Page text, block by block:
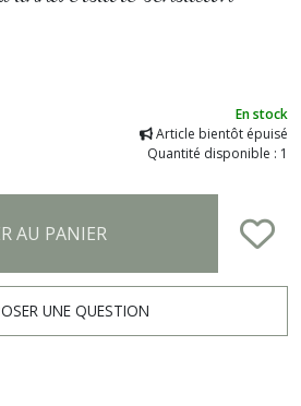
En stock
Article bientôt épuisé
Quantité disponible : 1
AU PANIER
UNE QUESTION